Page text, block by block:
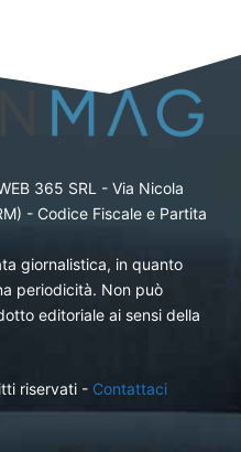
365 SRL - Via Nicola
- Codice Fiscale e Partita
giornalistica, in quanto
periodicità. Non può
editoriale ai sensi della
riservati - Contattaci